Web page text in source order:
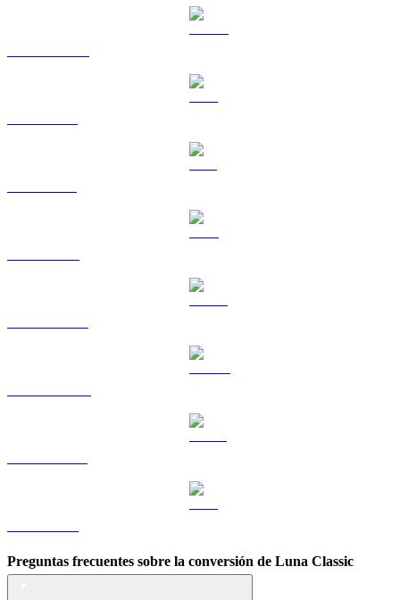
Preguntas frecuentes sobre la conversión de Luna Classic